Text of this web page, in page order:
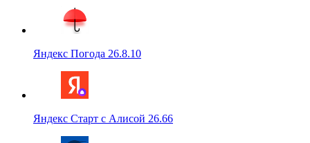
Яндекс Погода 26.8.10
Яндекс Старт с Алисой 26.66